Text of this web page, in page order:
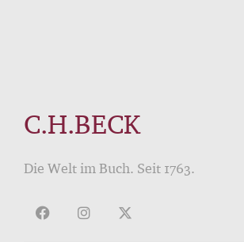
C.H.BECK
Die Welt im Buch. Seit 1763.